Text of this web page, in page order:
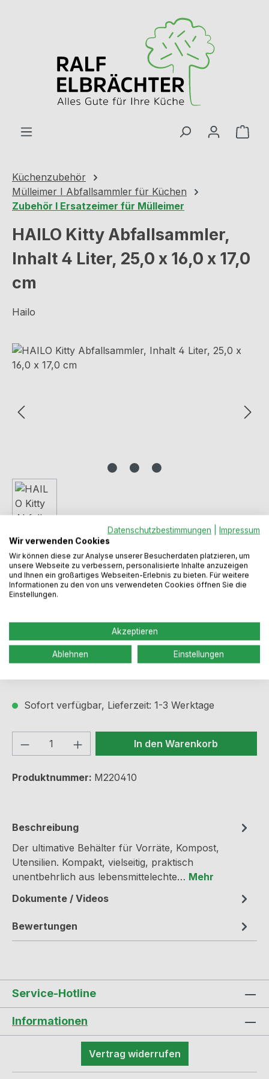
Küchenzubehör
Mülleimer I Abfallsammler für Küchen
Zubehör I Ersatzeimer für Mülleimer
HAILO Kitty Abfallsammler,
Inhalt 4 Liter, 25,0 x 16,0 x 17,0
cm
Hailo
Bildergalerie überspringen
Sofort verfügbar, Lieferzeit: 1-3 Werktage
Produkt Anzahl: Gib denIn den Warenkorb
Produktnummer: M220410
Beschreibung
Der ultimative Behälter für Vorräte, Kompost,
Utensilien. Kompakt, vielseitig, praktisch
unentbehrlich aus lebensmittelechte… Mehr
Dokumente / Videos
Bewertungen
Service-Hotline
Informationen
Vertrag widerrufen
Datenschutzbestimmungen
Impressum
Wir verwenden Cookies
Wir können diese zur Analyse unserer Besucherdaten platzieren, um
unsere Webseite zu verbessern, personalisierte Inhalte anzuzeigen
und Ihnen ein großartiges Webseiten-Erlebnis zu bieten. Für weitere
Informationen zu den von uns verwendeten Cookies öffnen Sie die
Einstellungen.
Akzeptieren
Ablehnen Einstellungen